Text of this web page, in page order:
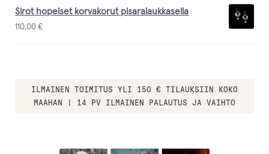
5.00 / 5
Sirot hopeiset korvakorut pisaralaukkasella
110,00€
ILMAINEN TOIMITUS YLI 150 € TILAUKSIIN KOKO
MAAHAN | 14 PV ILMAINEN PALAUTUS JA VAIHTO